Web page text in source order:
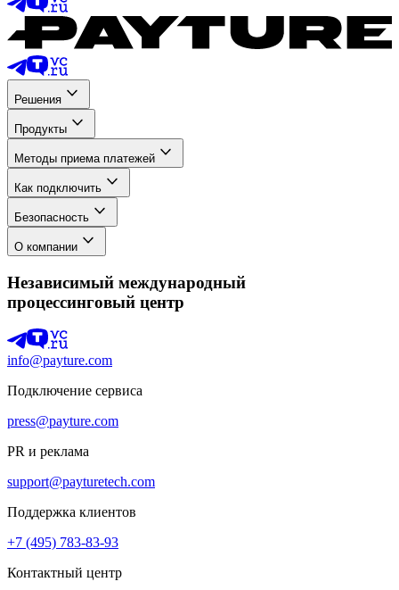
Решения
Продукты
Методы приема платежей
Как подключить
Безопасность
О компании
Независимый международный
процессинговый центр
info@payture.com
Подключение сервиса
press@payture.com
PR и реклама
support@payturetech.com
Поддержка клиентов
+7 (495) 783-83-93
Контактный центр